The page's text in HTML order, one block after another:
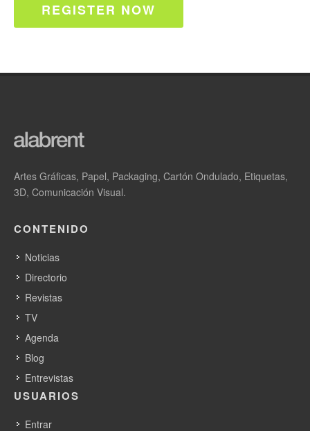
Follow us on Twitter
REGISTER NOW
Artes Gráficas, Papel, Packaging, Cartón Ondulado, Etiquetas,
3D, Comunicación Visual.
CONTENIDO
Noticias
Directorio
Revistas
TV
Agenda
Blog
Entrevistas
USUARIOS
Entrar